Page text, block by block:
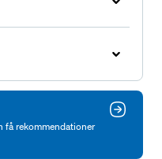
få rekommendationer